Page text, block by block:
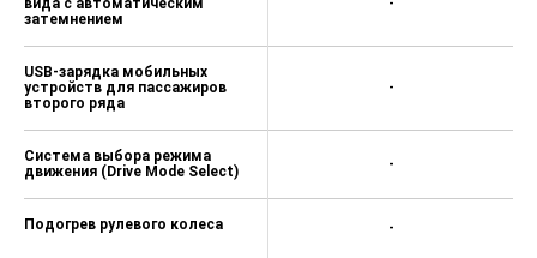
вида с автоматическим
затемнением
USB-зарядка мобильных
устройств для пассажиров
второго ряда
Система выбора режима
движения (Drive Mode Select)
Подогрев рулевого колеса
-
-
-
-